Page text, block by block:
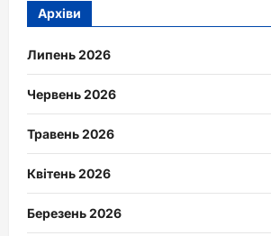
Архіви
Липень 2026
Червень 2026
Травень 2026
Квітень 2026
Березень 2026